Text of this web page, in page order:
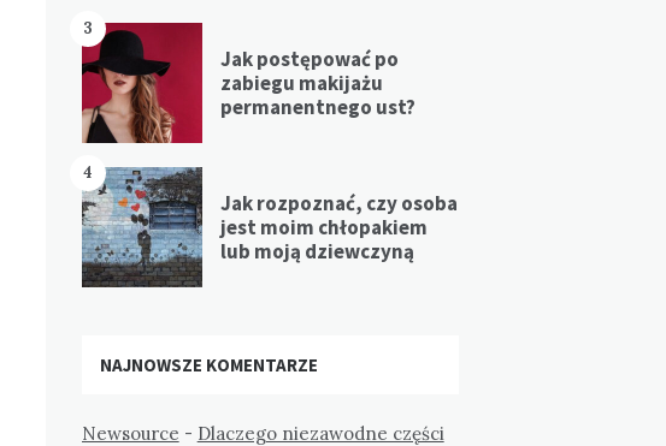
3
Jak postępować po
zabiegu makijażu
permanentnego ust?
4
Jak rozpoznać, czy osoba
jest moim chłopakiem
lub moją dziewczyną
NAJNOWSZE KOMENTARZE
Newsource - Dlaczego niezawodne części